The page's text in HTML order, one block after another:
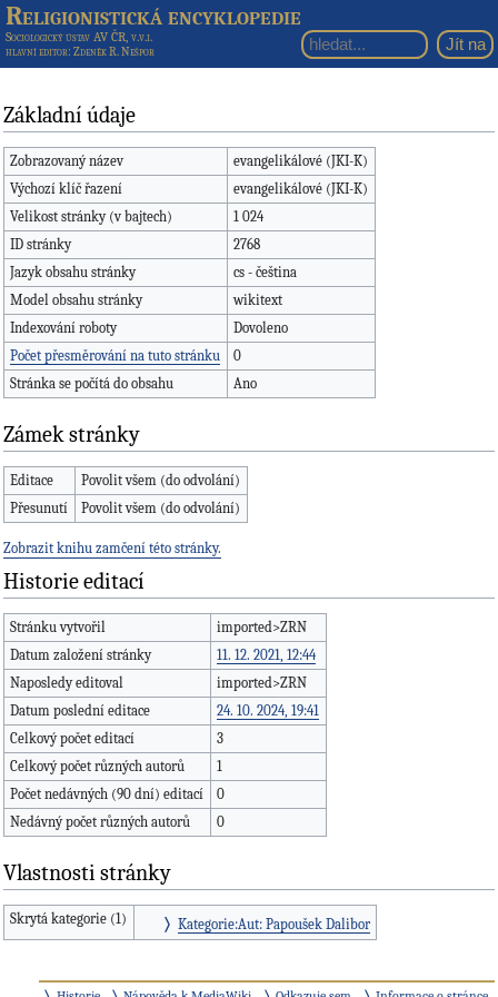
Religionistická encyklopedie
Sociologický ústav AV ČR, v.v.i.
hlavní editor: Zdeněk R. Nešpor
Základní údaje
Zobrazovaný název
evangelikálové (JKI-K)
Výchozí klíč řazení
evangelikálové (JKI-K)
Velikost stránky (v bajtech)
1 024
ID stránky
2768
Jazyk obsahu stránky
cs - čeština
Model obsahu stránky
wikitext
Indexování roboty
Dovoleno
Počet přesměrování na tuto stránku
0
Stránka se počítá do obsahu
Ano
Zámek stránky
Editace
Povolit všem (do odvolání)
Přesunutí
Povolit všem (do odvolání)
Zobrazit knihu zamčení této stránky.
Historie editací
Stránku vytvořil
imported>ZRN
Datum založení stránky
11. 12. 2021, 12:44
Naposledy editoval
imported>ZRN
Datum poslední editace
24. 10. 2024, 19:41
Celkový počet editací
3
Celkový počet různých autorů
1
Počet nedávných (90 dní) editací
0
Nedávný počet různých autorů
0
Vlastnosti stránky
Skrytá kategorie (1) Kategorie:Aut: Papoušek Dalibor